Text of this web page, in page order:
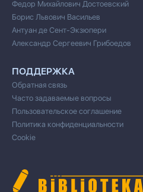
Федор Михайлович Достоевский
Борис Львович Васильев
Антуан де Сент-Экзюпери
Александр Сергеевич Грибоедов
ПОДДЕРЖКА
Обратная связь
Часто задаваемые вопросы
Пользовательское соглашение
Политика конфиденциальности
Cookie